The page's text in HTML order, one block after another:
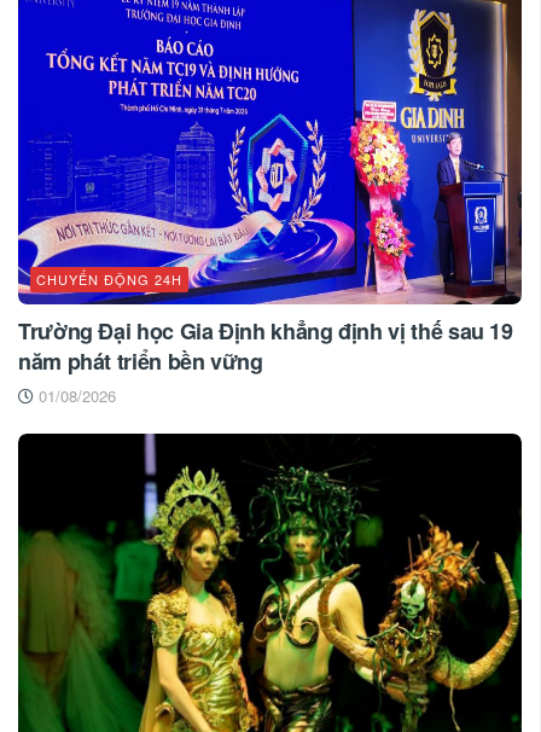
CHUYỂN ĐỘNG 24H
Trường Đại học Gia Định khẳng định vị thế sau 19
năm phát triển bền vững
01/08/2026